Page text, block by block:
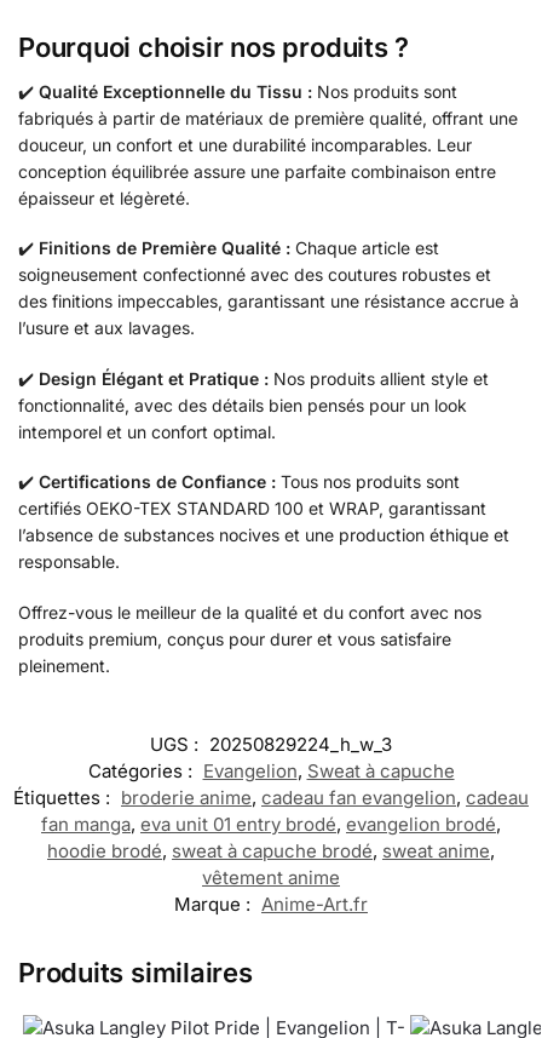
Pourquoi choisir nos produits ?
✔️ Qualité Exceptionnelle du Tissu : Nos produits sont
fabriqués à partir de matériaux de première qualité, offrant une
douceur, un confort et une durabilité incomparables. Leur
conception équilibrée assure une parfaite combinaison entre
épaisseur et légèreté.
✔️ Finitions de Première Qualité : Chaque article est
soigneusement confectionné avec des coutures robustes et
des finitions impeccables, garantissant une résistance accrue à
l’usure et aux lavages.
✔️ Design Élégant et Pratique : Nos produits allient style et
fonctionnalité, avec des détails bien pensés pour un look
intemporel et un confort optimal.
✔️ Certifications de Confiance : Tous nos produits sont
certifiés OEKO-TEX STANDARD 100 et WRAP, garantissant
l’absence de substances nocives et une production éthique et
responsable.
Offrez-vous le meilleur de la qualité et du confort avec nos
produits premium, conçus pour durer et vous satisfaire
pleinement.
UGS : 20250829224_h_w_3
Catégories : Evangelion, Sweat à capuche
Étiquettes : broderie anime, cadeau fan evangelion, cadeau
fan manga, eva unit 01 entry brodé, evangelion brodé,
hoodie brodé, sweat à capuche brodé, sweat anime,
vêtement anime
Marque : Anime-Art.fr
Produits similaires